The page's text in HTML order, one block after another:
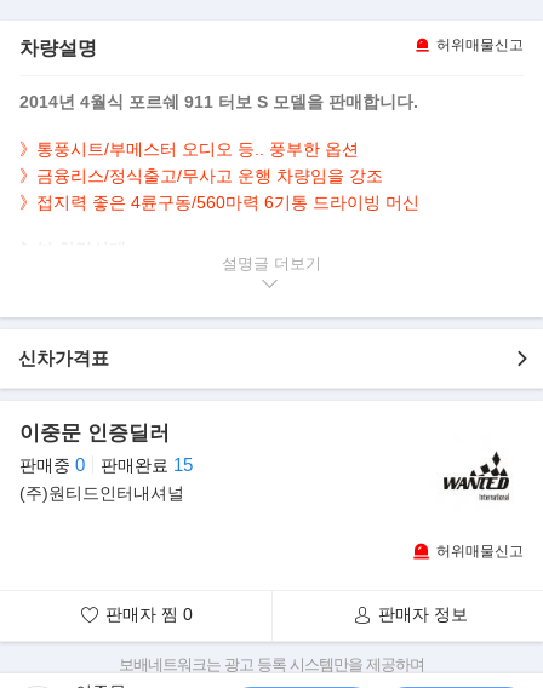
차량설명 허위매물신고
2014년 4월식 포르쉐 911 터보 S 모델을 판매합니다.
》통풍시트/부메스터 오디오 등.. 풍부한 옵션
》금융리스/정식출고/무사고 운행 차량임을 강조
》접지력 좋은 4륜구동/560마력 6기통 드라이빙 머신
- 76,000km 실주행
- 깔끔하게 관리된 내/외관 보유
- 순백의 매력 화이트 바디&레드 시트
911 터보 S에는 이 시스템과 더불어 다이내믹 엔진 마운트가 포함
진 사운드를 탑승 공간까지 전달해 더욱
사양으로 장착된다.
설명글
신차가격표
이중문 인증딜러
판매중 0 판매완료 15
(주)원티드인터내셔널
허위매물신고
판매자 찜 0 판매자 정보
보배네트워크는 광고 등록 시스템만을 제공하며